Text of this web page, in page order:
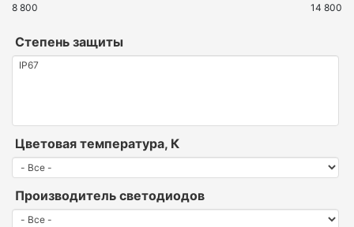
8 800 14 800
Степень защиты
Цветовая температура, К
Производитель светодиодов